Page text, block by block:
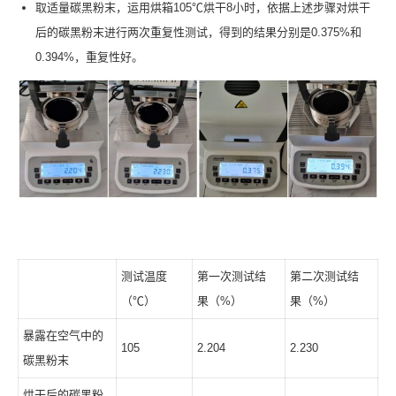
取适量碳黑粉末，运用烘箱105℃烘干8小时，依据上述步骤对烘干
后的碳黑粉末进行两次重复性测试，得到的结果分别是0.375%和
0.394%，重复性好。
测试温度
（℃）
第一次测试结
果（%）
第二次测试结
果（%）
暴露在空气中的
碳黑粉末
105 2.204 2.230